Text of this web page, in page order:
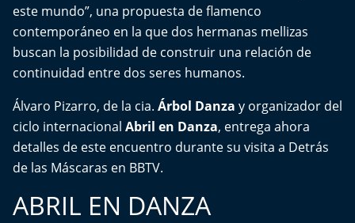
Especiales
Chiche cuadra y su parrilla
Motorfem
Agenda Propia
este mundo”, una propuesta de flamenco
contemporáneo en la que dos hermanas mellizas
buscan la posibilidad de construir una relación de
continuidad entre dos seres humanos.
Álvaro Pizarro, de la cia. Árbol Danza y organizador del
ciclo internacional Abril en Danza, entrega ahora
detalles de este encuentro durante su visita a Detrás
de las Máscaras en BBTV.
ABRIL EN DANZA